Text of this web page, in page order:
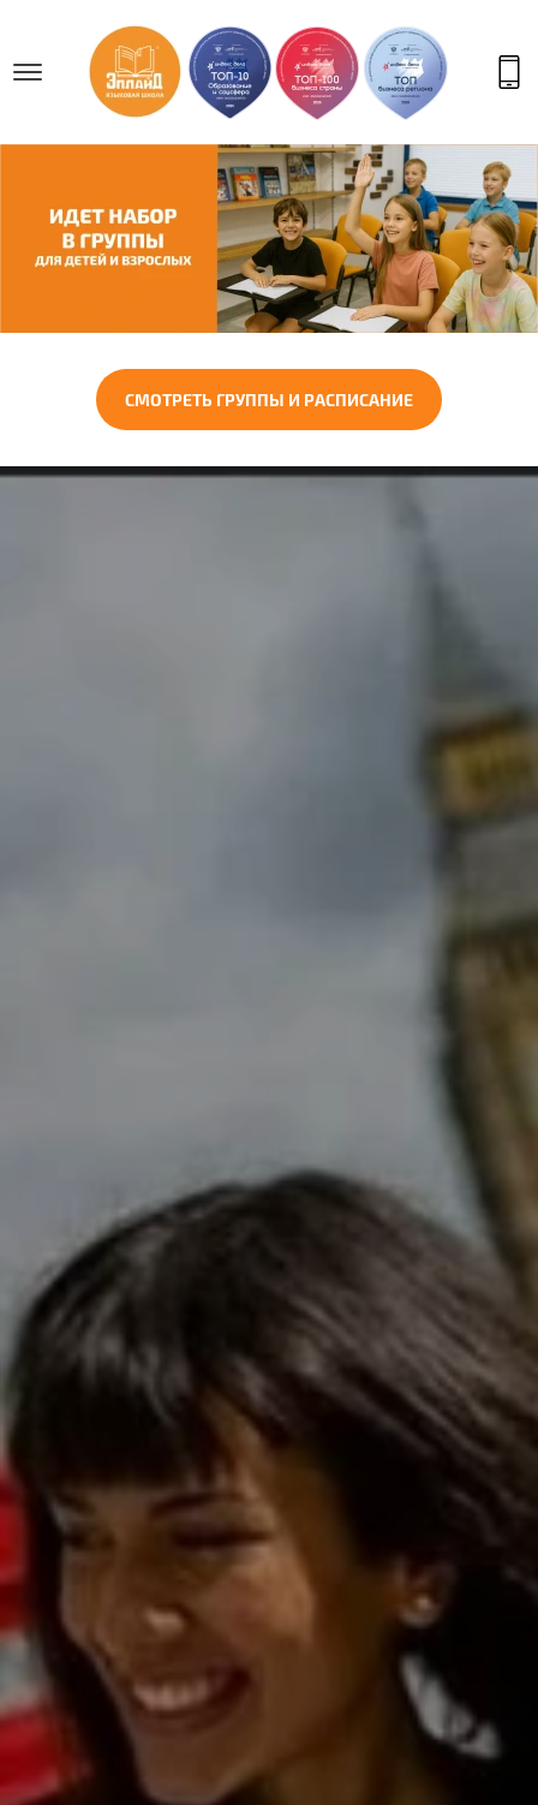
СМОТРЕТЬ ГРУППЫ И РАСПИСАНИЕ